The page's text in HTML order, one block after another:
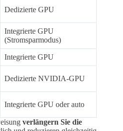
Dedizierte GPU
Integrierte GPU
(Stromsparmodus)
Integrierte GPU
Dedizierte NVIDIA-GPU
Integrierte GPU oder auto
verlängern Sie die